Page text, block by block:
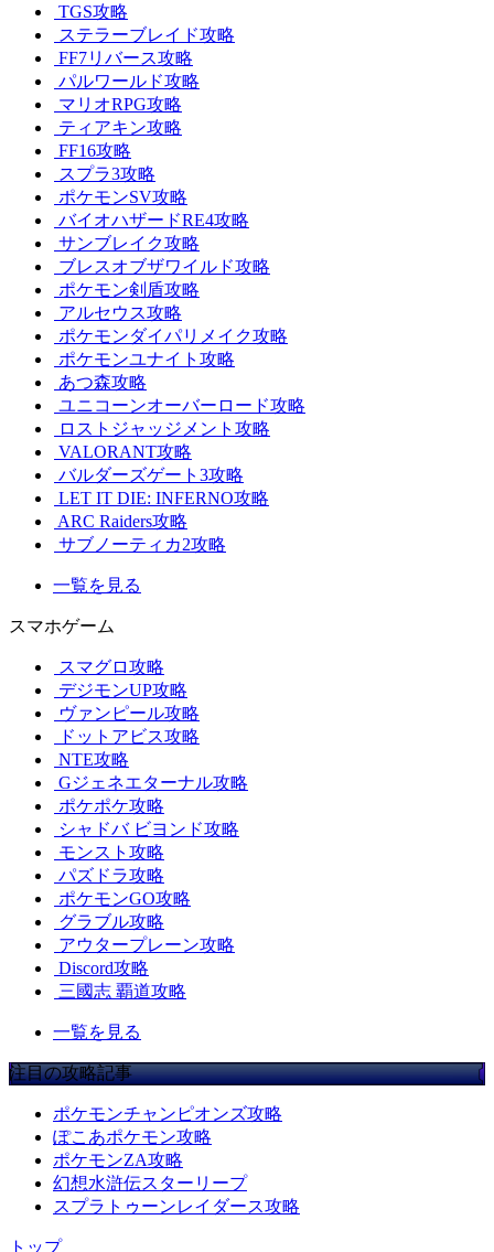
TGS攻略
ステラーブレイド攻略
FF7リバース攻略
パルワールド攻略
マリオRPG攻略
ティアキン攻略
FF16攻略
スプラ3攻略
ポケモンSV攻略
バイオハザードRE4攻略
サンブレイク攻略
ブレスオブザワイルド攻略
ポケモン剣盾攻略
アルセウス攻略
ポケモンダイパリメイク攻略
ポケモンユナイト攻略
あつ森攻略
ユニコーンオーバーロード攻略
ロストジャッジメント攻略
VALORANT攻略
バルダーズゲート3攻略
LET IT DIE: INFERNO攻略
ARC Raiders攻略
サブノーティカ2攻略
一覧を見る
スマホゲーム
スマグロ攻略
デジモンUP攻略
ヴァンピール攻略
ドットアビス攻略
NTE攻略
Gジェネエターナル攻略
ポケポケ攻略
シャドバ ビヨンド攻略
モンスト攻略
パズドラ攻略
ポケモンGO攻略
グラブル攻略
アウタープレーン攻略
Discord攻略
三國志 覇道攻略
一覧を見る
注目の攻略記事
ポケモンチャンピオンズ攻略
ぽこあポケモン攻略
ポケモンZA攻略
幻想水滸伝スターリープ
スプラトゥーンレイダース攻略
トップ